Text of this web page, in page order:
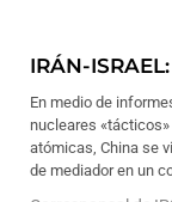
IRÁN-
En medio de
nucleares
atómicas, China se
de mediador en un